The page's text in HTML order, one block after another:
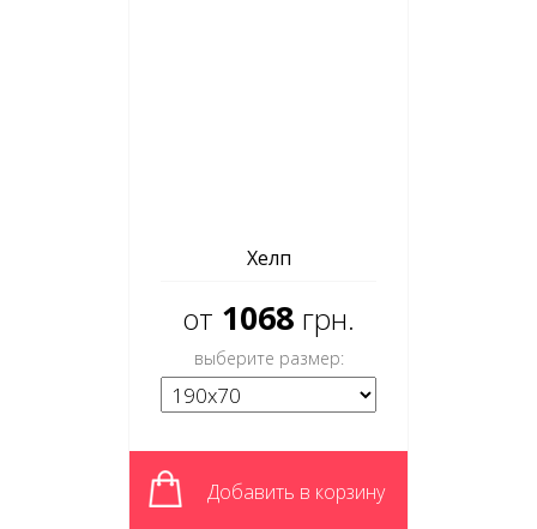
Хелп
от 1068 грн.
выберите размер:
Добавить в корзину